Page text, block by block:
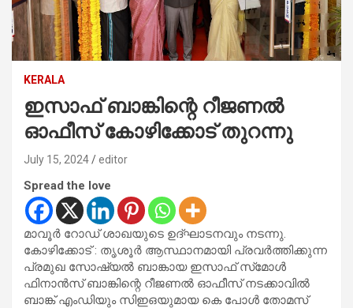
KERALA
ഇസാഫ് ബാങ്കിന്റെ റീജണൽ
ഓഫീസ് കോഴിക്കോട് തുറന്നു
July 15, 2024 editor
Spread the love
മാവൂർ റോഡ് ശാഖയുടെ ഉദ്ഘാടനവും നടന്നു.
കോഴിക്കോട് : തൃശൂർ ആസ്ഥാനമായി പ്രവർത്തിക്കുന്ന
പ്രമുഖ സോഷ്യൽ ബാങ്കായ ഇസാഫ് സ്‌മോൾ
ഫിനാൻസ് ബാങ്കിന്റെ റീജണൽ ഓഫീസ് നടക്കാവിൽ
ബാങ്ക് എംഡിയും സിഇഒയുമായ കെ പോൾ തോമസ്